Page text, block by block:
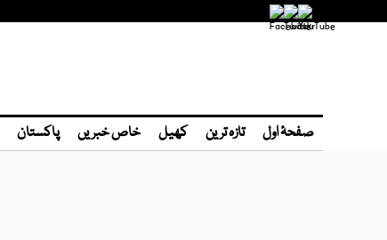
صفحۂ اول تازہ ترین کھیل خاص خبریں پاکستان